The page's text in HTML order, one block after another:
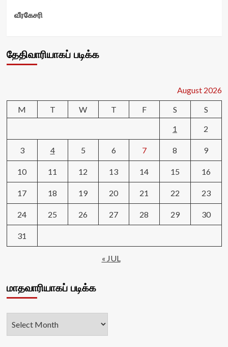
வீரகேசரி
தேதிவாரியாகப் படிக்க
August 2026
M
T W T F S
S
1
2
3 4 5 6 7 8 9
10 11 12 13 14 15 16
17 18 19 20 21 22 23
24 25 26 27 28 29 30
31
« JUL
மாதவாரியாகப் படிக்க